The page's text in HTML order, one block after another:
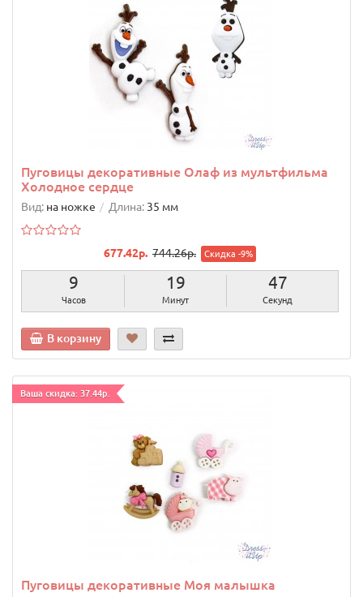
Пуговицы декоративные Олаф из мультфильма
Холодное сердце
Вид: на ножке Длина: 35 мм
677.42р. 744.26р. Скидка -9%
9
Часов
19
Минут
46
Секунд
В корзину
Ваша скидка: 37.44р.
Пуговицы декоративные Моя малышка